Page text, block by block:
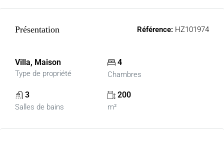
Présentation Référence: HZ101974
Villa, Maison
Type de propriété
4
Chambres
3
Salles de bains
200
m²